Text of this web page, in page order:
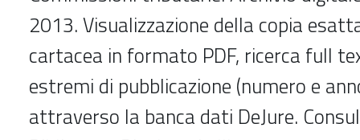
2013. Visualizzazione della copia
cartacea in formato PDF, ricerca full
estremi di pubblicazione (numero e
attraverso la banca dati DeJure.